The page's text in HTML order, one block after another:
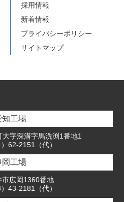
採用情報
新着情報
プライバシーポリシー
サイトマップ
知工場
字深溝字馬洗渕1番地1
62-2151（代）
岡工場
市広岡1360番地
43-2181（代）